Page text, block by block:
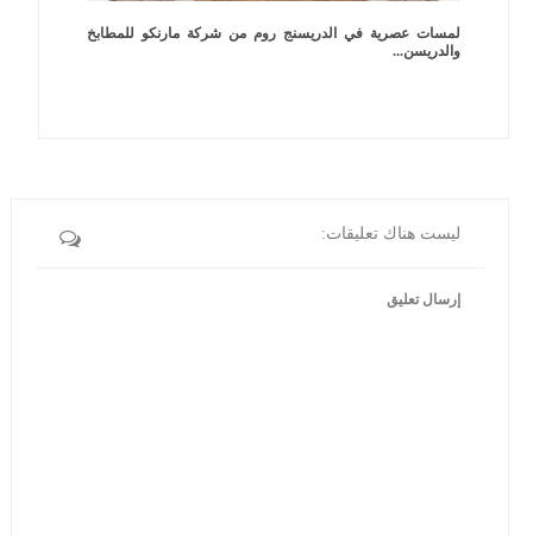
لمسات عصرية في الدريسنج روم من شركة مارنكو للمطابخ
والدريسن...
ليست هناك تعليقات:
إرسال تعليق